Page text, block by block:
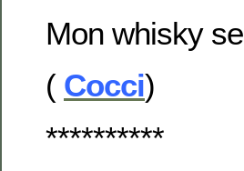
Mon whisky
( Cocci)
**********